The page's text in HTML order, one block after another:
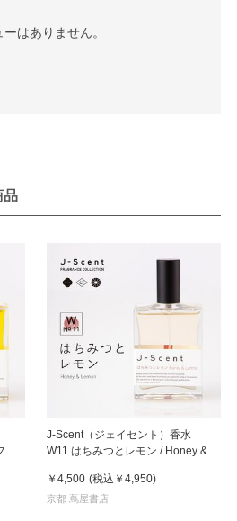
ーはありません。
品
J-Scent（ジェイセント）香水
W11 はちみつとレモン / Honey &
EDP 50mL フレグランス
￥4,500 (税込 ￥4,950)
京都 蔦屋書店